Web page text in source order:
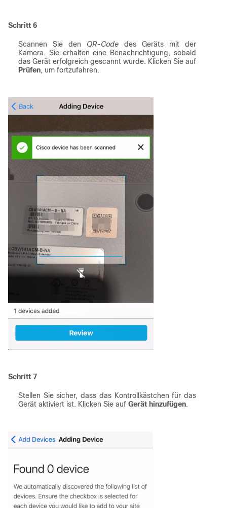
Schritt 6
Scannen Sie den QR-Code des Geräts mit der
Kamera. Sie erhalten eine Benachrichtigung, sobald
das Gerät erfolgreich gescannt wurde. Klicken Sie auf
Prüfen, um fortzufahren.
Schritt 7
Stellen Sie sicher, dass das Kontrollkästchen für das
Gerät aktiviert ist. Klicken Sie auf Gerät hinzufügen.